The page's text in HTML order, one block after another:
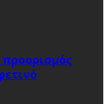
προορισμός